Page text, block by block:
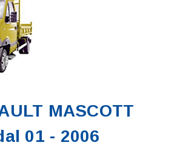
MASCOTT
01 - 2006